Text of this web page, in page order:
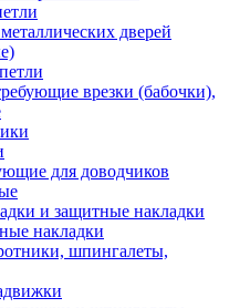
дверей
врезки (бабочки),
для доводчиков
и защитные накладки
накладки
шпингалеты,